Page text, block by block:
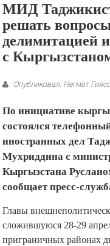
МИД
решать
делимитацией
с
Опубликовал: Негмат
По инициативе
состоялся
иностранных дел
Мухриддина с
Кыргызстана
сообщает пресс-
Главы
сложившуюся 28-29
приграничных районах